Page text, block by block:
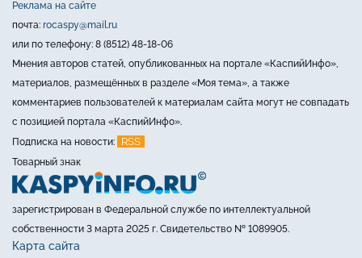
Реклама на сайте
почта: rocaspy@mail.ru
или по телефону: 8 (8512) 48-18-06
Мнения авторов статей, опубликованных на портале «КаспийИнфо»,
материалов, размещённых в разделе «Моя тема», а также
комментариев пользователей к материалам сайта могут не совпадать
с позицией портала «КаспийИнфо».
Подписка на новости:
RSS
Товарный знак
зарегистрирован в Федеральной службе по интеллектуальной
собственности 3 марта 2025 г. Свидетельство № 1089905.
Карта сайта